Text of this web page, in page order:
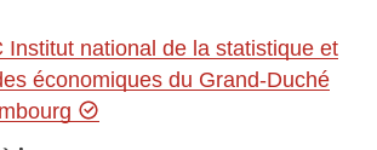
récupérés (en tonnes)
trimestrielles de CO2 liées à la
énergétique (en tonnes CO2)
(en %)
Institut national de la statistique et
économiques du Grand-Duché